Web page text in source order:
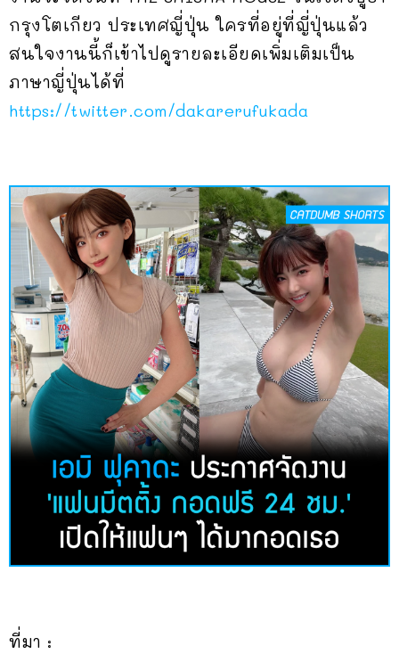
กรุงโตเกียว ประเทศญี่ปุ่น ใครที่อยู่ที่ญี่ปุ่นแล้ว
สนใจงานนี้ก็เข้าไปดูรายละเอียดเพิ่มเติมเป็น
ภาษาญี่ปุ่นได้ที่
https://twitter.com/dakarerufukada
ที่มา :